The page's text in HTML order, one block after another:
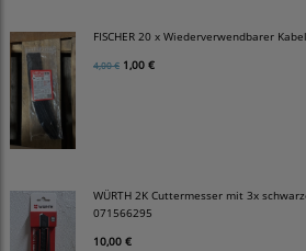
FISCHER 20 x Wiederverwendbarer
4,00 € 1,00 €
WÜRTH 2K Cuttermesser mit 3x
071566295
10,00 €